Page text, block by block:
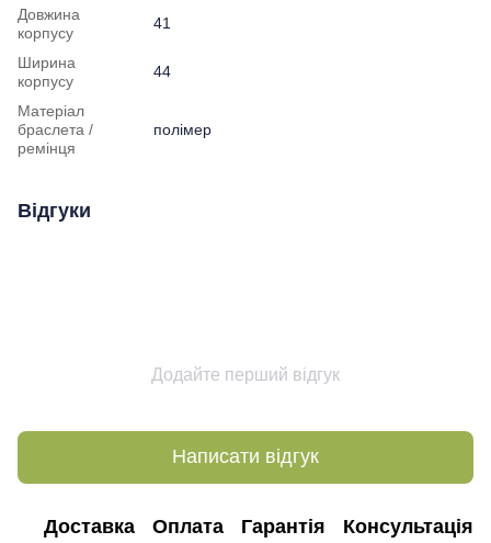
Довжина
корпусу
41
Ширина
корпусу
44
Матеріал
браслета /
ремінця
полімер
Відгуки
Додайте перший відгук
Написати відгук
Доставка Оплата Гарантія Консультація